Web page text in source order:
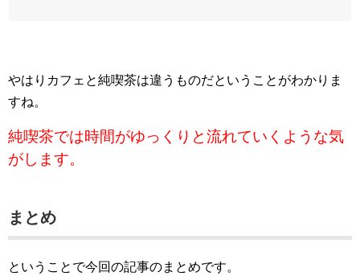
やはりカフェと純喫茶は違うものだということがわかりま
すね。
純喫茶では時間がゆっくりと流れていくような気
がします。
まとめ
ということで今回の記事のまとめです。